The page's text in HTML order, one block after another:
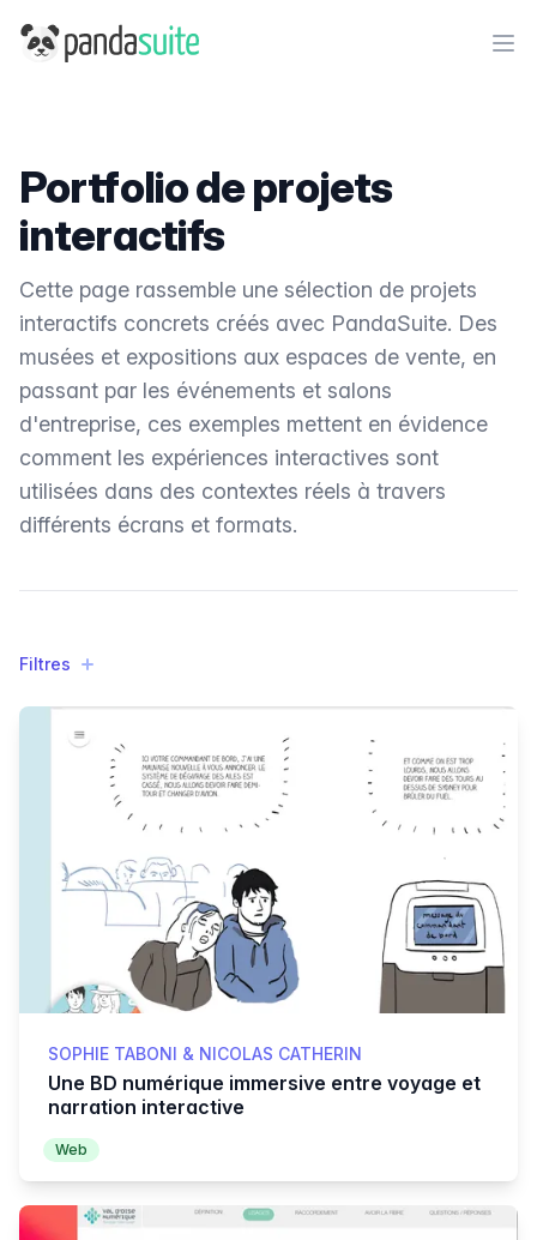
PandaSuite
Portfolio de projets
interactifs
Cette page rassemble une sélection de projets
interactifs concrets créés avec PandaSuite. Des
musées et expositions aux espaces de vente, en
passant par les événements et salons
d'entreprise, ces exemples mettent en évidence
comment les expériences interactives sont
utilisées dans des contextes réels à travers
différents écrans et formats.
Filtres
Filtres
Products
SOPHIE TABONI & NICOLAS CATHERIN
Une BD numérique immersive entre voyage et
narration interactive
Web